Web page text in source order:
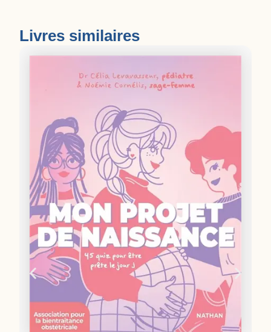
Livres similaires